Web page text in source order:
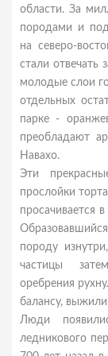
области. За
породами и
на северо-
стали отвечать
молодые слои
отдельных
парке -
преобладают
Навахо.
Эти
прослойки
просачивается
породу
частицы
оребрения
балансу,
Люди
ледникового